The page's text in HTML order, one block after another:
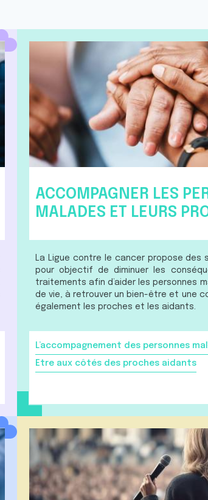
ACCOMPAGNER LES
MALADES ET LEURS
La Ligue contre le cancer propose
pour objectif de diminuer les
traitements afin d’aider les personnes
de vie, à retrouver un bien-être et une
également les proches et les aidants.
L’accompagnement des personnes
Etre aux côtés des proches aidants